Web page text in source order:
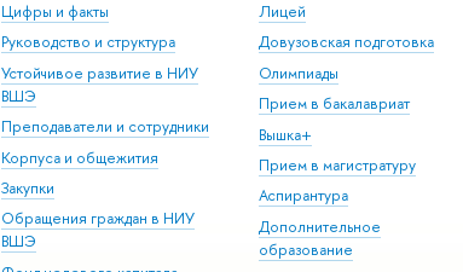
Цифры и факты
Руководство и структура
Устойчивое развитие в НИУ
ВШЭ
Преподаватели и сотрудники
Корпуса и общежития
Закупки
Обращения граждан в НИУ
ВШЭ
Лицей
Довузовская подготовка
Олимпиады
Прием в бакалавриат
Вышка+
Прием в магистратуру
Аспирантура
Дополнительное
образование